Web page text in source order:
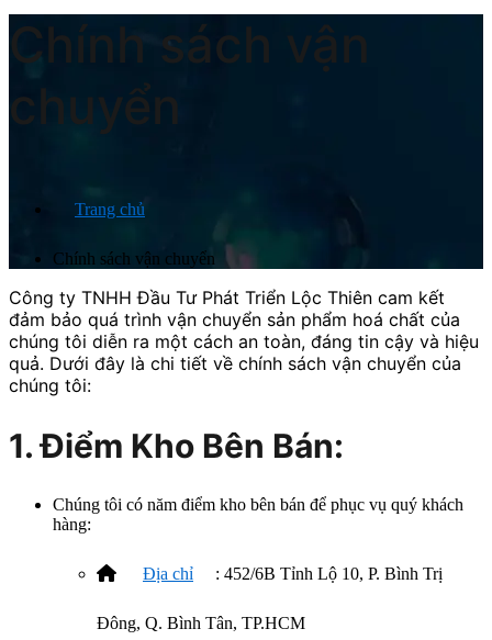
Chính sách vận
chuyển
Trang chủ
Chính sách vận chuyển
Công ty TNHH Đầu Tư Phát Triển Lộc Thiên cam kết
đảm bảo quá trình vận chuyển sản phẩm hoá chất của
chúng tôi diễn ra một cách an toàn, đáng tin cậy và hiệu
quả. Dưới đây là chi tiết về chính sách vận chuyển của
chúng tôi:
1. Điểm Kho Bên Bán:
Chúng tôi có năm điểm kho bên bán để phục vụ quý khách
hàng:
Địa chỉ : 452/6B Tỉnh Lộ 10, P. Bình Trị
Đông, Q. Bình Tân, TP.HCM